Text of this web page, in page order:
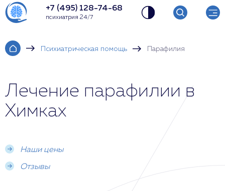
+7 (495) 128-74-68
психиатрия 24/7
Психиатрическая помощь Парафилия
Лечение парафилии в
Химках
Наши цены
Отзывы